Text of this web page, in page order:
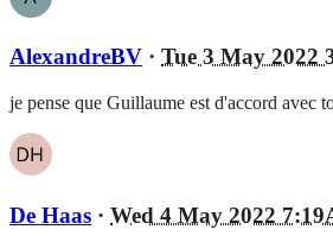
AlexandreBV · Tue 3 May 2022
je pense que Guillaume est d'accord avec
De Haas · Wed 4 May 2022